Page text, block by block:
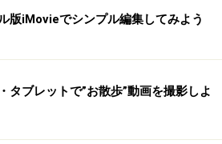
版iMovieでシンプル編集してみよう
タブレットで”お散歩”動画を撮影しよ